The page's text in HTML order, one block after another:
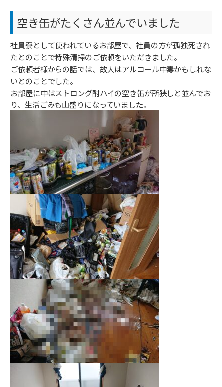
空き缶がたくさん並んでいました
社員寮として使われているお部屋で、社員の方が孤独死され
たとのことで特殊清掃のご依頼をいただきました。
ご依頼者様からの話では、故人はアルコール中毒かもしれな
いとのことでした。
お部屋に中はストロング酎ハイの空き缶が所狭しと並んでお
り、生活ごみも山盛りになっていました。